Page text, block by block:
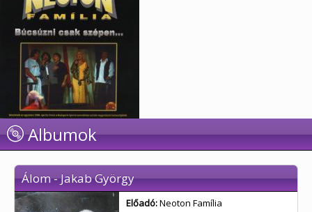
Albumok
Álom - Jakab György
Előadó:Neoton Família